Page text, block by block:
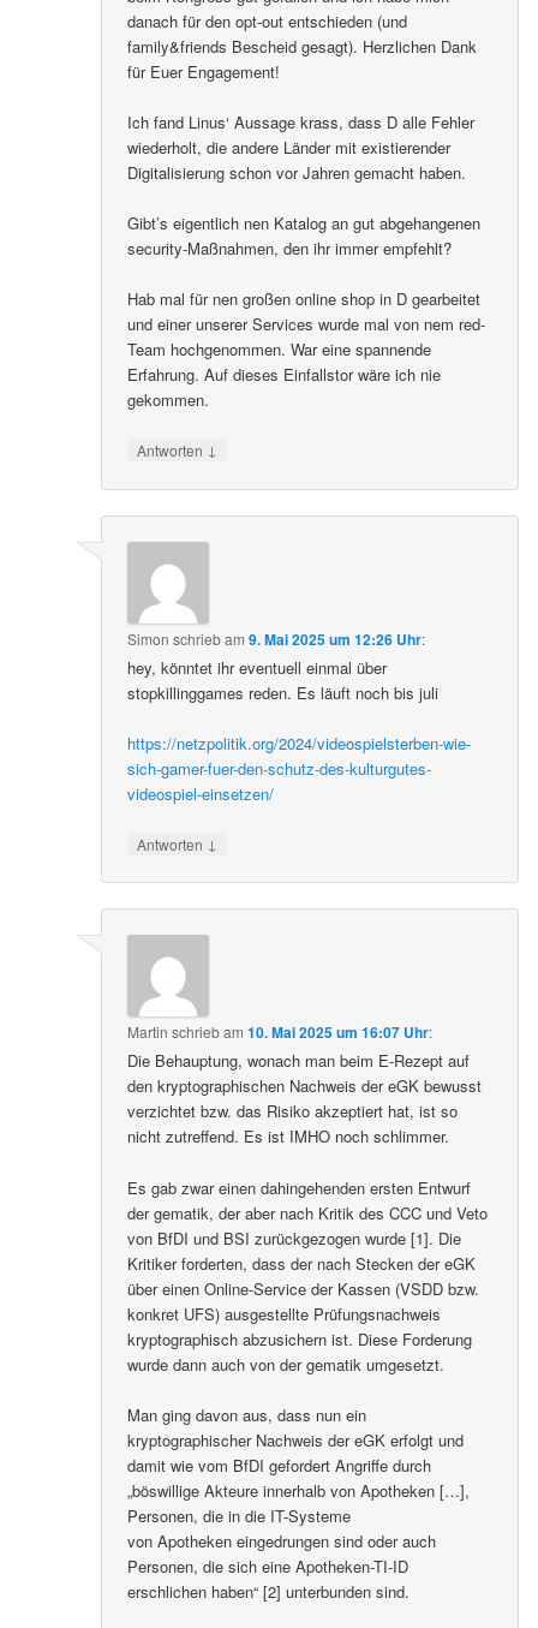
danach für den opt-out entschieden (und
family&friends Bescheid gesagt). Herzlichen Dank
für Euer Engagement!
Ich fand Linus‘ Aussage krass, dass D alle Fehler
wiederholt, die andere Länder mit existierender
Digitalisierung schon vor Jahren gemacht haben.
Gibt’s eigentlich nen Katalog an gut abgehangenen
security-Maßnahmen, den ihr immer empfehlt?
Hab mal für nen großen online shop in D gearbeitet
und einer unserer Services wurde mal von nem red-
Team hochgenommen. War eine spannende
Erfahrung. Auf dieses Einfallstor wäre ich nie
gekommen.
Antworten ↓
Simon schriebam9. Mai 2025 um 12:26 Uhr:
hey, könntet ihr eventuell einmal über
stopkillinggames reden. Es läuft noch bis juli
https://netzpolitik.org/2024/videospielsterben-wie-
sich-gamer-fuer-den-schutz-des-kulturgutes-
videospiel-einsetzen/
Antworten ↓
Martin schriebam10. Mai 2025 um 16:07 Uhr:
Die Behauptung, wonach man beim E-Rezept auf
den kryptographischen Nachweis der eGK bewusst
verzichtet bzw. das Risiko akzeptiert hat, ist so
nicht zutreffend. Es ist IMHO noch schlimmer.
Es gab zwar einen dahingehenden ersten Entwurf
der gematik, der aber nach Kritik des CCC und Veto
von BfDI und BSI zurückgezogen wurde [1]. Die
Kritiker forderten, dass der nach Stecken der eGK
über einen Online-Service der Kassen (VSDD bzw.
konkret UFS) ausgestellte Prüfungsnachweis
kryptographisch abzusichern ist. Diese Forderung
wurde dann auch von der gematik umgesetzt.
Man ging davon aus, dass nun ein
kryptographischer Nachweis der eGK erfolgt und
damit wie vom BfDI gefordert Angriffe durch
„böswillige Akteure innerhalb von Apotheken […],
Personen, die in die IT-Systeme
von Apotheken eingedrungen sind oder auch
Personen, die sich eine Apotheken-TI-ID
erschlichen haben“ [2] unterbunden sind.